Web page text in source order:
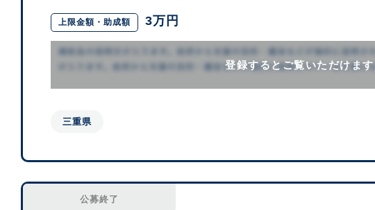
上限金額・助成額 3万円
登録するとご覧いただけます
三重県
公募終了